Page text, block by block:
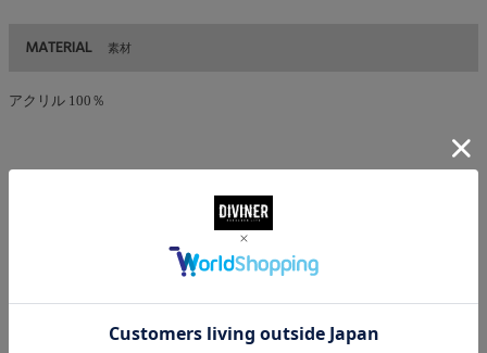
MATERIAL 素材
アクリル 100％
コーデ着用アイテム